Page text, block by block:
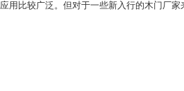
应用比较广泛。但对于一些新入行的木门厂